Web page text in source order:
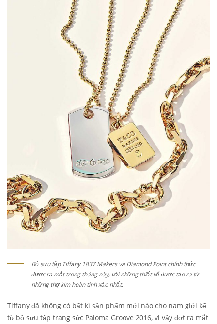
Bộ sưu tập Tiffany 1837 Makers và Diamond Point chính thức
được ra mắt trong tháng này, với những thiết kế được tạo ra từ
những thợ kim hoàn tinh xảo nhất.
Tiffany đã không có bất kì sản phẩm mới nào cho nam giới kể
từ bộ sưu tập trang sức Paloma Groove 2016, vì vậy đợt ra mắt